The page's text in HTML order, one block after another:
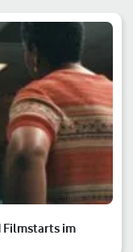
Filmstarts im